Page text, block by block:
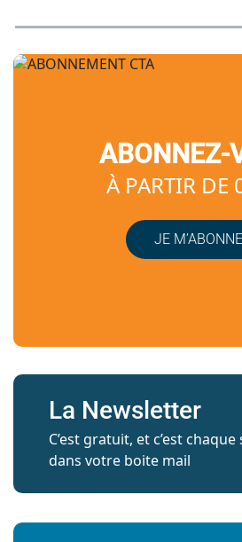
ABONNEZ-
À PARTIR DE
JE M’ABONNE
La Newsletter
C’est gratuit, et c’est
dans votre boite mail